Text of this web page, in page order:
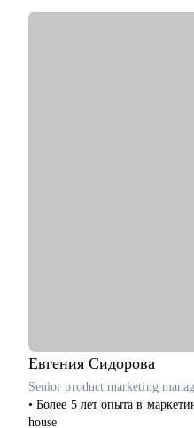
Евгения Сидорова
Senior product marketing
• Более 5 лет опыта в
house